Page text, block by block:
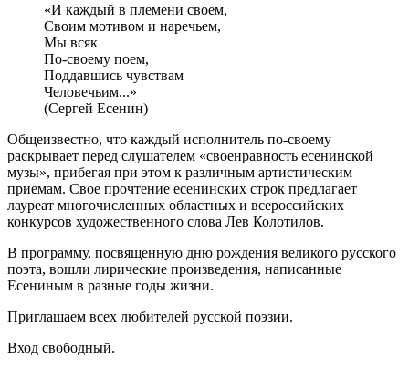
«И каждый в племени своем,
Своим мотивом и наречьем,
Мы всяк
По-своему поем,
Поддавшись чувствам
Человечьим...»
(Сергей Есенин)
Общеизвестно, что каждый исполнитель по-своему
раскрывает перед слушателем «своенравность есенинской
музы», прибегая при этом к различным артистическим
приемам. Свое прочтение есенинских строк предлагает
лауреат многочисленных областных и всероссийских
конкурсов художественного слова Лев Колотилов.
В программу, посвященную дню рождения великого русского
поэта, вошли лирические произведения, написанные
Есениным в разные годы жизни.
Приглашаем всех любителей русской поэзии.
Вход свободный.